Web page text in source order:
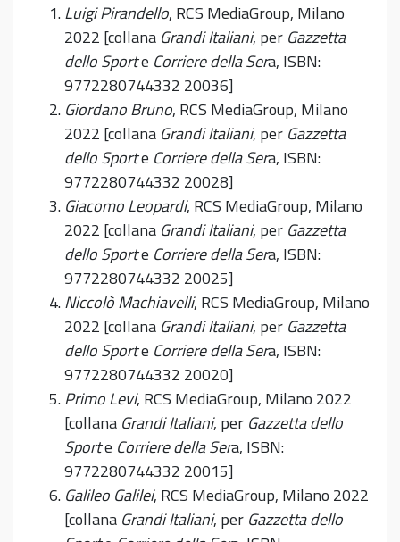
Luigi Pirandello, RCS MediaGroup, Milano
2022 [collana Grandi Italiani, per Gazzetta
dello Sporte Corriere della Sera, ISBN:
9772280744332 20036]
Giordano Bruno, RCS MediaGroup, Milano
2022 [collana Grandi Italiani, per Gazzetta
dello Sporte Corriere della Sera, ISBN:
9772280744332 20028]
Giacomo Leopardi, RCS MediaGroup, Milano
2022 [collana Grandi Italiani, per Gazzetta
dello Sporte Corriere della Sera, ISBN:
9772280744332 20025]
Niccolò Machiavelli, RCS MediaGroup, Milano
2022 [collana Grandi Italiani, per Gazzetta
dello Sporte Corriere della Sera, ISBN:
9772280744332 20020]
Primo Levi, RCS MediaGroup, Milano 2022
[collana Grandi Italiani, per Gazzetta dello
Sporte Corriere della Sera, ISBN:
9772280744332 20015]
Galileo Galilei, RCS MediaGroup, Milano 2022
[collana Grandi Italiani, per Gazzetta dello